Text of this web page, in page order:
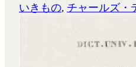
いきもの, チャールズ・